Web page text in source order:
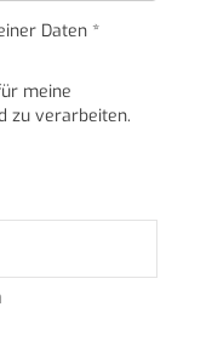
Daten *
meine
zu verarbeiten.